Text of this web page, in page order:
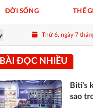
ĐỜI SỐNG THẾ
#ROS - Thông tin
Thứ 6, ngày 7
BÀI ĐỌC NHIỀU
Biti's
sao